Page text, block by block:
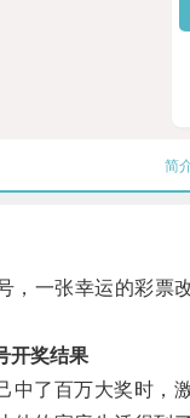
简
一张幸运的彩票改
开奖结果
了百万大奖时，激